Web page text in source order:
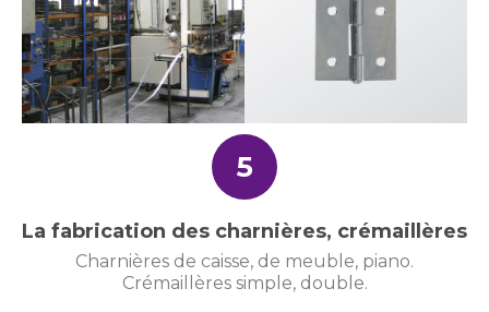
5
La fabrication des charnières, crémaillères
Charnières de caisse, de meuble, piano.
Crémaillères simple, double.